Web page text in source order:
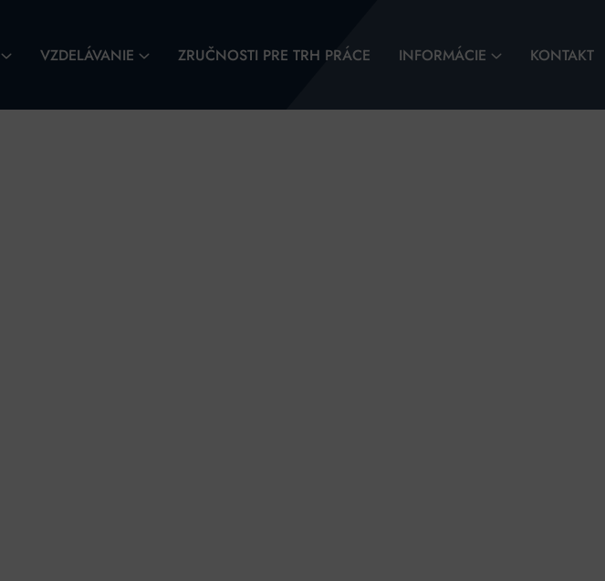
VZDELÁVANIE ZRUČNOSTI PRE TRH PRÁCE INFORMÁCIE KONTAKT